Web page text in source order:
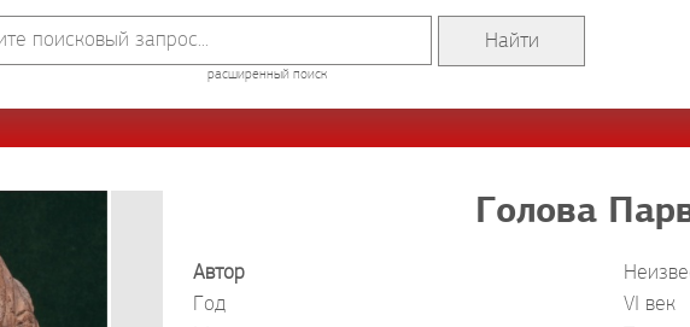
расширенный поиск
Голова
Автор
Год
VI век